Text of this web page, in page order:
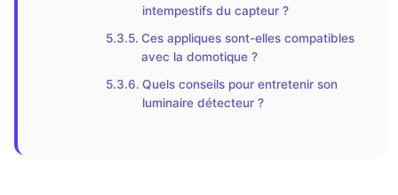
intempestifs du capteur ?
Ces appliques sont-elles compatibles
avec la domotique ?
Quels conseils pour entretenir son
luminaire détecteur ?